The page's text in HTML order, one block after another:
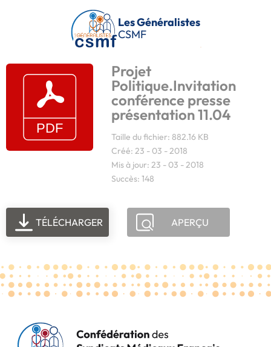
Passer au contenu principal
Les Généralistes
CSMF
Projet
Politique.Invitation
conférence presse
présentation 11.04
Taille du fichier: 882.16 KB
Créé: 23 - 03 - 2018
Mis à jour: 23 - 03 - 2018
Succès: 148
TÉLÉCHARGER APERÇU